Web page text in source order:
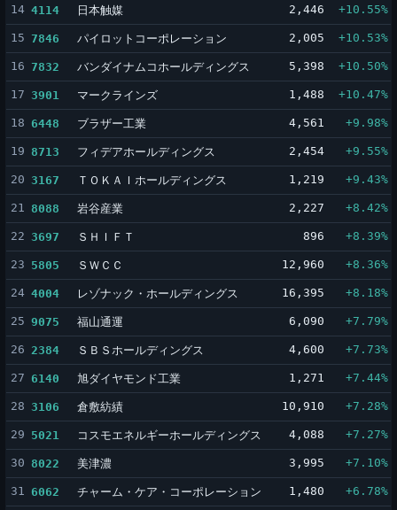
14 4114 日本触媒 2,446 +10.55%
15 7846 パイロットコーポレーション 2,005 +10.53%
16 7832 バンダイナムコホールディングス 5,398 +10.50%
17 3901 マークラインズ 1,488 +10.47%
18 6448 ブラザー工業 4,561 +9.98%
19 8713 フィデアホールディングス 2,454 +9.55%
20 3167 ＴＯＫＡＩホールディングス 1,219 +9.43%
21 8088 岩谷産業 2,227 +8.42%
22 3697 ＳＨＩＦＴ 896 +8.39%
23 5805 ＳＷＣＣ 12,960 +8.36%
24 4004 レゾナック・ホールディングス 16,395 +8.18%
25 9075 福山通運 6,090 +7.79%
26 2384 ＳＢＳホールディングス 4,600 +7.73%
27 6140 旭ダイヤモンド工業 1,271 +7.44%
28 3106 倉敷紡績 10,910 +7.28%
29 5021 コスモエネルギーホールディングス 4,088 +7.27%
30 8022 美津濃 3,995 +7.10%
31 6062 チャーム・ケア・コーポレーション 1,480 +6.78%